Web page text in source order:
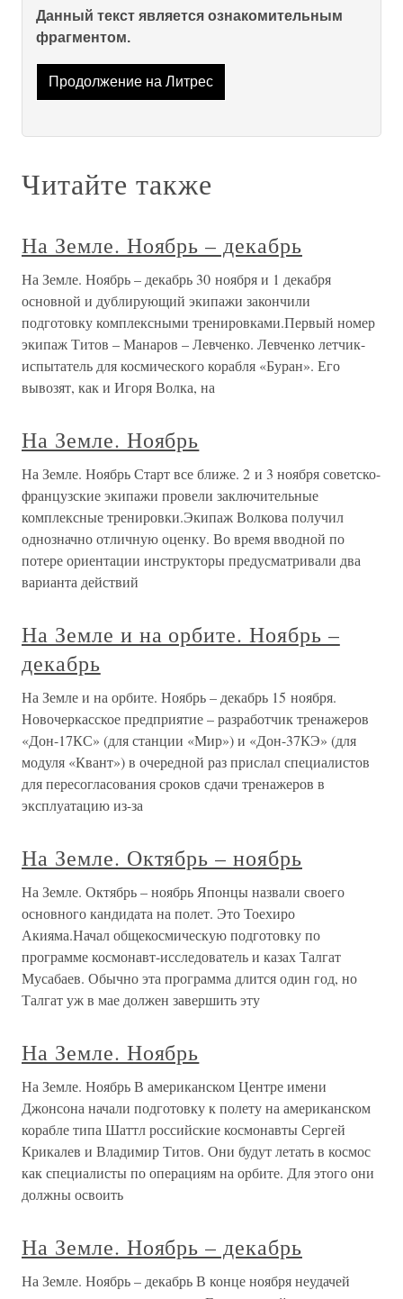
Данный текст является ознакомительным
фрагментом.
Продолжение на Литрес
Читайте также
На Земле. Ноябрь – декабрь
На Земле. Ноябрь – декабрь 30 ноября и 1 декабря
основной и дублирующий экипажи закончили
подготовку комплексными тренировками.Первый номер
экипаж Титов – Манаров – Левченко. Левченко летчик-
испытатель для космического корабля «Буран». Его
вывозят, как и Игоря Волка, на
На Земле. Ноябрь
На Земле. Ноябрь Старт все ближе. 2 и 3 ноября советско-
французские экипажи провели заключительные
комплексные тренировки.Экипаж Волкова получил
однозначно отличную оценку. Во время вводной по
потере ориентации инструкторы предусматривали два
варианта действий
На Земле и на орбите. Ноябрь –
декабрь
На Земле и на орбите. Ноябрь – декабрь 15 ноября.
Новочеркасское предприятие – разработчик тренажеров
«Дон-17КС» (для станции «Мир») и «Дон-37КЭ» (для
модуля «Квант») в очередной раз прислал специалистов
для пересогласования сроков сдачи тренажеров в
эксплуатацию из-за
На Земле. Октябрь – ноябрь
На Земле. Октябрь – ноябрь Японцы назвали своего
основного кандидата на полет. Это Тоехиро
Акияма.Начал общекосмическую подготовку по
программе космонавт-исследователь и казах Талгат
Мусабаев. Обычно эта программа длится один год, но
Талгат уж в мае должен завершить эту
На Земле. Ноябрь
На Земле. Ноябрь В американском Центре имени
Джонсона начали подготовку к полету на американском
корабле типа Шаттл российские космонавты Сергей
Крикалев и Владимир Титов. Они будут летать в космос
как специалисты по операциям на орбите. Для этого они
должны освоить
На Земле. Ноябрь – декабрь
На Земле. Ноябрь – декабрь В конце ноября неудачей